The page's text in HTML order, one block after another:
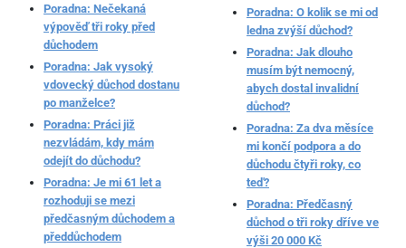
Poradna: Nečekaná
výpověď tři roky před
důchodem
Poradna: Jak vysoký
vdovecký důchod dostanu
po manželce?
Poradna: Práci již
nezvládám, kdy mám
odejít do důchodu?
Poradna: Je mi 61 let a
rozhoduji se mezi
předčasným důchodem a
předdůchodem
Poradna: O kolik se mi od
ledna zvýší důchod?
Poradna: Jak dlouho
musím být nemocný,
abych dostal invalidní
důchod?
Poradna: Za dva měsíce
mi končí podpora a do
důchodu čtyři roky, co
teď?
Poradna: Předčasný
důchod o tři roky dříve ve
výši 20 000 Kč